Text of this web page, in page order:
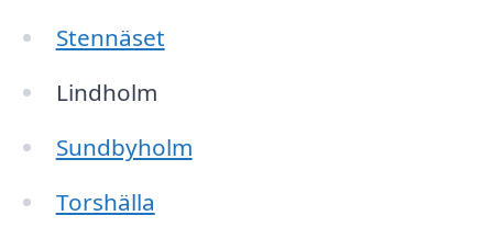
Stennäset
Lindholm
Sundbyholm
Torshälla